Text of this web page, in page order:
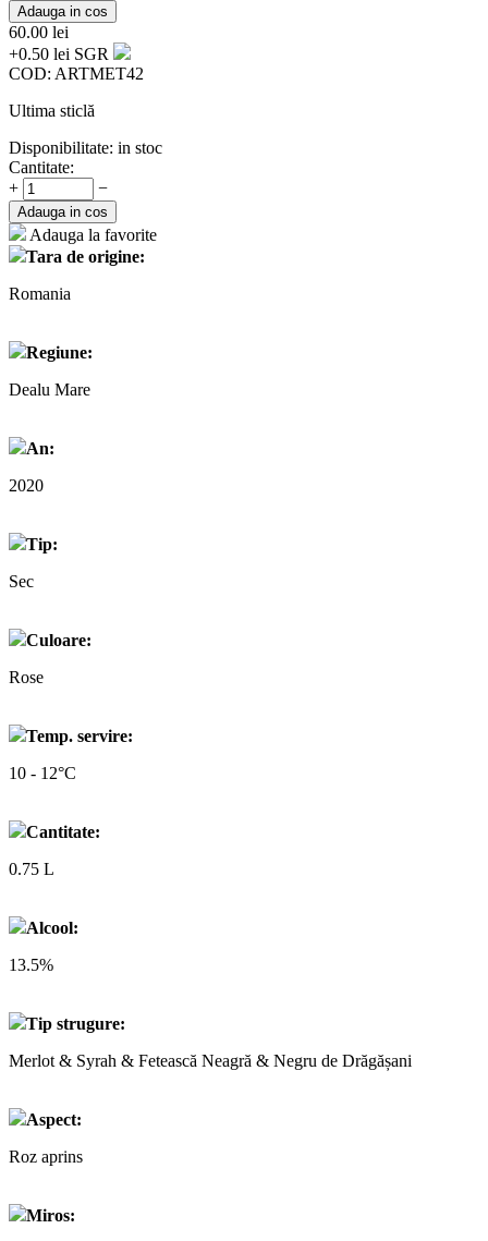
Adauga in cos
60.00 lei
+0.50 lei SGR
COD: ARTMET42
Ultima sticlă
Disponibilitate: in stoc
Cantitate:
+
−
Adauga in cos
Adauga la favorite
Tara de origine:
Romania
Regiune:
Dealu Mare
An:
2020
Tip:
Sec
Culoare:
Rose
Temp. servire:
10 - 12°C
Cantitate:
0.75 L
Alcool:
13.5%
Tip strugure:
Merlot & Syrah & Fetească Neagră & Negru de Drăgășani
Aspect:
Roz aprins
Miros: